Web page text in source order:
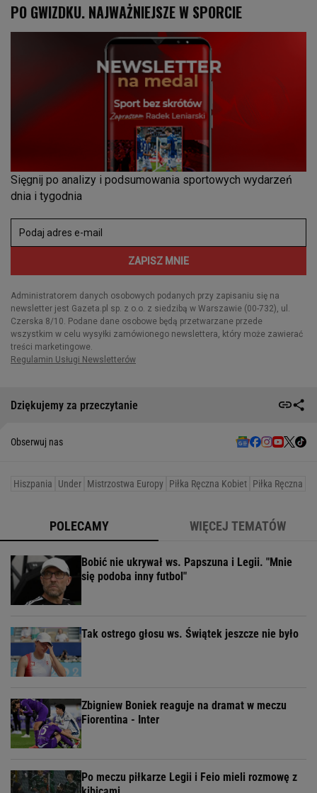
Dziękujemy za przeczytanie
Obserwuj nas
Hiszpania Under Mistrzostwa Europy Piłka Ręczna Kobiet Piłka Ręczna
POLECAMY WIĘCEJ TEMATÓW
Bobić nie ukrywał ws. Papszuna i Legii. "Mnie
się podoba inny futbol"
Tak ostrego głosu ws. Świątek jeszcze nie było
Zbigniew Boniek reaguje na dramat w meczu
Fiorentina - Inter
Po meczu piłkarze Legii i Feio mieli rozmowę z